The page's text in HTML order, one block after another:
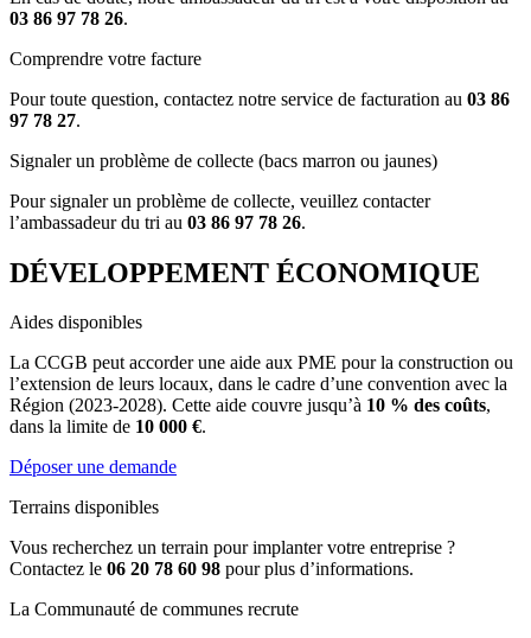
03 86 97 78 26.
Comprendre votre facture
Pour toute question, contactez notre service de facturation au 03 86
97 78 27.
Signaler un problème de collecte (bacs marron ou jaunes)
Pour signaler un problème de collecte, veuillez contacter
l’ambassadeur du tri au 03 86 97 78 26.
DÉVELOPPEMENT ÉCONOMIQUE
Aides disponibles
La CCGB peut accorder une aide aux PME pour la construction ou
l’extension de leurs locaux, dans le cadre d’une convention avec la
Région (2023-2028). Cette aide couvre jusqu’à 10 % des coûts,
dans la limite de 10 000 €.
Déposer une demande
Terrains disponibles
Vous recherchez un terrain pour implanter votre entreprise ?
Contactez le 06 20 78 60 98 pour plus d’informations.
La Communauté de communes recrute